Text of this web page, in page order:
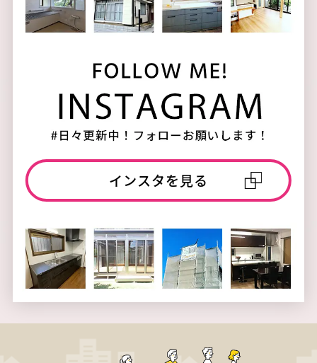
インスタを見る